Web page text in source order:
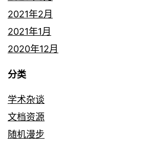
2021年2月
2021年1月
2020年12月
分类
学术杂谈
文档资源
随机漫步